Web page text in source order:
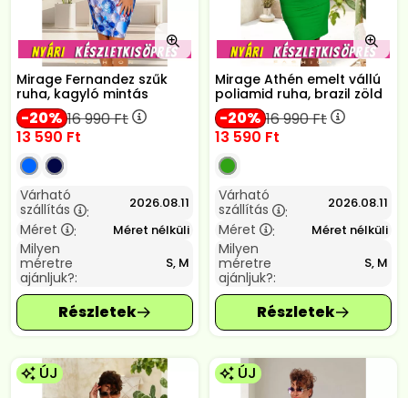
Mirage Fernandez szűk
ruha, kagyló mintás
20 16 990Ft
13 590 Ft
Várható
szállítás
: 2026.08.11
Méret : Méret nélküli
Milyen
méretre
ajánljuk?:
S, M
Mirage Athén emelt vállú
poliamid ruha, brazil zöld
20 16 990Ft
13 590 Ft
Várható
szállítás
: 2026.08.11
Méret : Méret nélküli
Milyen
méretre
ajánljuk?:
S, M
ÚJ ÚJ